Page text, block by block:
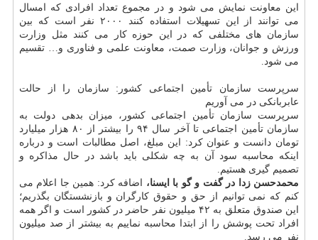
این معاونت نمایش می شود و در مجموع تعداد افرادی كه امسال
می توانند از این تسهیلات استفاده كنند ۲۰۰۰ نفر است كه بین
سازمان های مختلفی كه در این حوزه كار می كنند مثل وزارت
ورزش و جوانان، وزارت صمت، معاونت علمی و فناوری و… تقسیم
می شود.
سرپرست سازمان تأمین اجتماعی كشور: سازمان را از حالت
عابربانكی در می آوریم
سرپرست سازمان تأمین اجتماعی كشور، میزان بدهی دولت به
سازمان تأمین اجتماعی تا آخر سال ۹۴ را بیشتر از ۸۰ هزار میلیارد
تومان دانست و عنوان كرد: این مبلغ، اصل مطالبات است و درباره
اینكه محاسبه سود آن به چه شكلی باید باشد در حال مذاكره و
تصمیم گیری هستیم.
محمدحسن زدا در گفت و گو با ایسنا، اضافه كرد: همین جا اعلام می
كنم كه نمی توانیم از حق و حقوق كارگران و بازنشستگان بگذریم؛
این صندوق متعلق به ۴۲ میلیون نفر حاضر در كشور است و اگر همه
افراد تحت پوشش را از ابتدا محاسبه نماییم به بیشتر از صد میلیون
نفر می رسد.